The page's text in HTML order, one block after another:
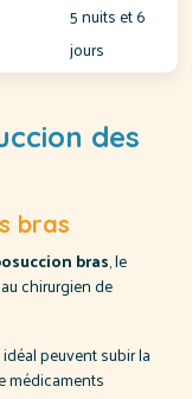
5 nuits et 6
jours
des
bras
bras, le
chirurgien de
peuvent subir la
médicaments